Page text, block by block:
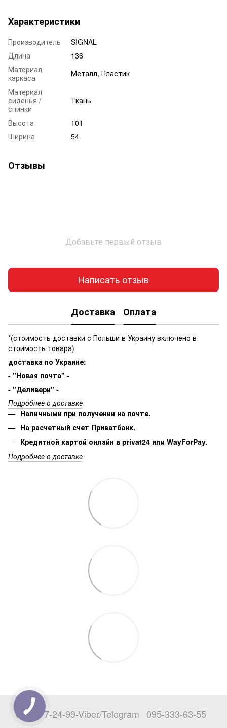
Характеристики
Производитель
SIGNAL
Длина
136
Материал
каркаса
Металл, Пластик
Материал
сиденья /
спинки
Ткань
Высота
101
Ширина
54
Отзывы
Добавьте первый отзыв
Написать отзыв
Доставка Оплата
*(стоимость доставки с Польши в Украину включено в
стоимость товара)
доставка по Украине:
- "Новая почта" -
- "Деливери" -
Подробнее о доставке
Наличными при получении на почте.
На расчетный счет Приватбанк.
Кредитной картой онлайн в privat24 или WayForPay.
Подробнее о доставке
068-777-24-99-Viber/Telegram 095-333-63-55